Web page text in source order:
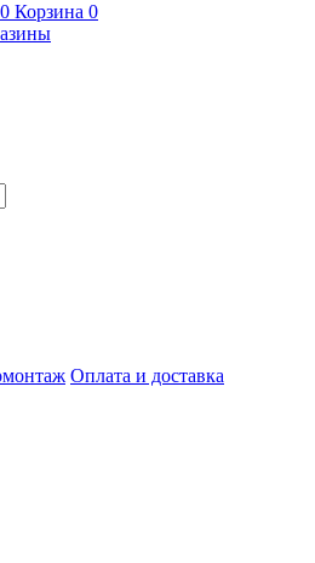
0 Корзина 0
Оплата и доставка